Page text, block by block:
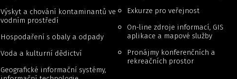
Výskyt a chování kontaminantů ve
vodním prostředí
Hospodaření s obaly a odpady
Voda a kulturní dědictví
Geografické informační systémy,
Exkurze pro veřejnost
On-line zdroje informací, GIS
aplikace a mapové služby
Pronájmy konferenčních a
rekreačních prostor